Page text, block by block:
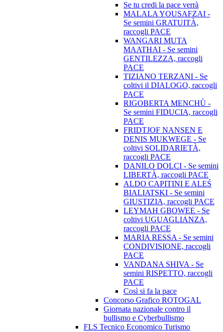
Se tu credi la pace verrà
MALALA YOUSAFZAI -
Se semini GRATUITÀ,
raccogli PACE
WANGARI MUTA
MAATHAI - Se semini
GENTILEZZA, raccogli
PACE
TIZIANO TERZANI - Se
coltivi il DIALOGO, raccogli
PACE
RIGOBERTA MENCHÙ -
Se semini FIDUCIA, raccogli
PACE
FRIDTJOF NANSEN E
DENIS MUKWEGE - Se
coltivi SOLIDARIETÀ,
raccogli PACE
DANILO DOLCI - Se semini
LIBERTÀ, raccogli PACE
ALDO CAPITINI E ALEŚ
BIALIATSKI - Se semini
GIUSTIZIA, raccogli PACE
LEYMAH GBOWEE - Se
coltivi UGUAGLIANZA,
raccogli PACE
MARIA RESSA - Se semini
CONDIVISIONE, raccogli
PACE
VANDANA SHIVA - Se
semini RISPETTO, raccogli
PACE
Così si fa la pace
Concorso Grafico ROTOGAL
Giornata nazionale contro il
bullismo e Cyberbullismo
FLS Tecnico Economico Turismo